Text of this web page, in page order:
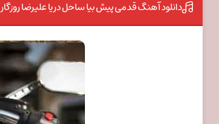
دانلود آهنگ قدمی پیش بیا ساحل دریا علیرضا روزگار